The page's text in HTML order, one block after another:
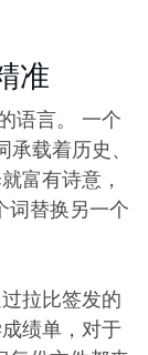
准
语言。 一个
载着历史、
富有诗意，
词替换另一个
拉比签发的
绩单，对于